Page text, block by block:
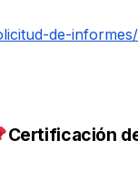
de-informes/
Certificación